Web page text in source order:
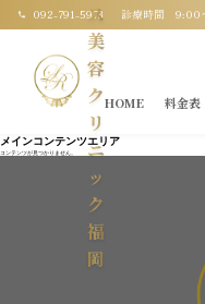
092-791-5973 診療時間 9:00
ス
美
容
ク
リ
ニ
ッ
ク
福
岡
HOME
料金表
メインコンテンツエリア
コンテンツが見つかりません。